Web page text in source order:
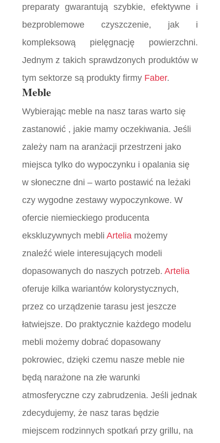
preparaty gwarantują szybkie, efektywne i
bezproblemowe czyszczenie, jak i
kompleksową pielęgnację powierzchni.
Jednym z takich sprawdzonych produktów w
tym sektorze są produkty firmy Faber.
Meble
Wybierając meble na nasz taras warto się
zastanowić , jakie mamy oczekiwania. Jeśli
zależy nam na aranżacji przestrzeni jako
miejsca tylko do wypoczynku i opalania się
w słoneczne dni – warto postawić na leżaki
czy wygodne zestawy wypoczynkowe. W
ofercie niemieckiego producenta
ekskluzywnych mebli Arteliamożemy
znaleźć wiele interesujących modeli
dopasowanych do naszych potrzeb. Artelia
oferuje kilka wariantów kolorystycznych,
przez co urządzenie tarasu jest jeszcze
łatwiejsze. Do praktycznie każdego modelu
mebli możemy dobrać dopasowany
pokrowiec, dzięki czemu nasze meble nie
będą narażone na złe warunki
atmosferyczne czy zabrudzenia. Jeśli jednak
zdecydujemy, że nasz taras będzie
miejscem rodzinnych spotkań przy grillu, na